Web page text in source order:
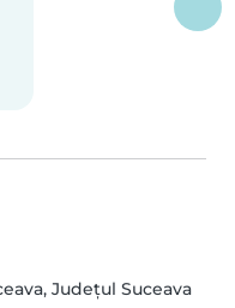
Județul Suceava